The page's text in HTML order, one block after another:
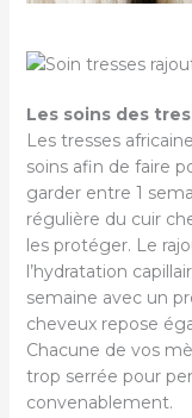
Les soins des
Les tresses
soins afin de faire
garder entre 1
régulière du cuir
les protéger. Le
l’hydratation
semaine avec un
cheveux repose
Chacune de vos
trop serrée pour
convenablement.